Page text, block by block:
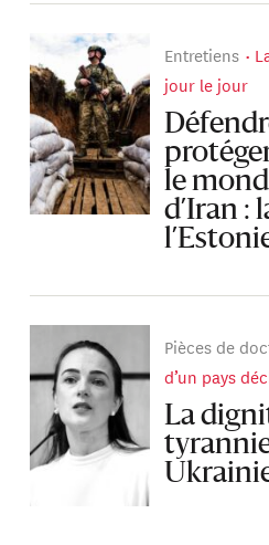
Entretiens
jour le jour
le
d’Iran :
Pièces de
d’un pays
La